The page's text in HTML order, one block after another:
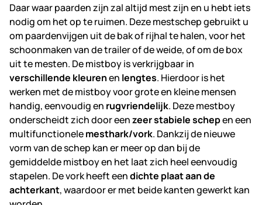
Daar waar paarden zijn zal altijd mest zijn en u hebt iets
nodig om het op te ruimen. Deze mestschep gebruikt u
om paardenvijgen uit de bak of rijhal te halen, voor het
schoonmaken van de trailer of de weide, of om de box
uit te mesten. De mistboy is verkrijgbaar in
verschillende kleurenen lengtes. Hierdoor is het
werken met de mistboy voor grote en kleine mensen
handig, eenvoudig en rugvriendelijk. Deze mestboy
onderscheidt zich door eenzeer stabiele schepen een
multifunctionelemesthark/vork. Dankzij de nieuwe
vorm van de schep kan er meer op dan bij de
gemiddelde mistboy en het laat zich heel eenvoudig
stapelen. De vork heeft eendichte plaat aan de
achterkant, waardoor er met beide kanten gewerkt kan